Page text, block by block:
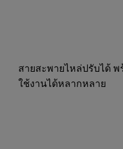
สายสะพายไหล่ปรับได้
ใช้งานได้หลากหลาย